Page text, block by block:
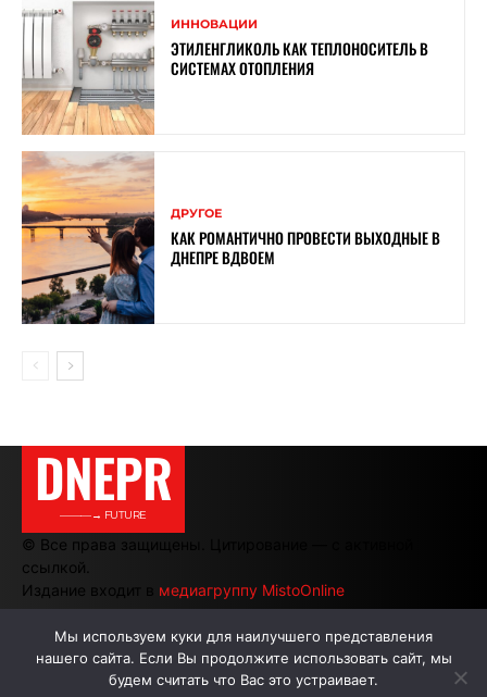
ИННОВАЦИИ
ЭТИЛЕНГЛИКОЛЬ КАК ТЕПЛОНОСИТЕЛЬ В
СИСТЕМАХ ОТОПЛЕНИЯ
ДРУГОЕ
КАК РОМАНТИЧНО ПРОВЕСТИ ВЫХОДНЫЕ В
ДНЕПРЕ ВДВОЕМ
DNEPR
———→ FUTURE
© Все права защищены. Цитирование — с активной
ссылкой.
Издание входит в медиагруппу MistoOnline
АВТОРЫ РЕКЛАМА НА САЙТЕ
Мы используем куки для наилучшего представления
нашего сайта. Если Вы продолжите использовать сайт, мы
будем считать что Вас это устраивает.